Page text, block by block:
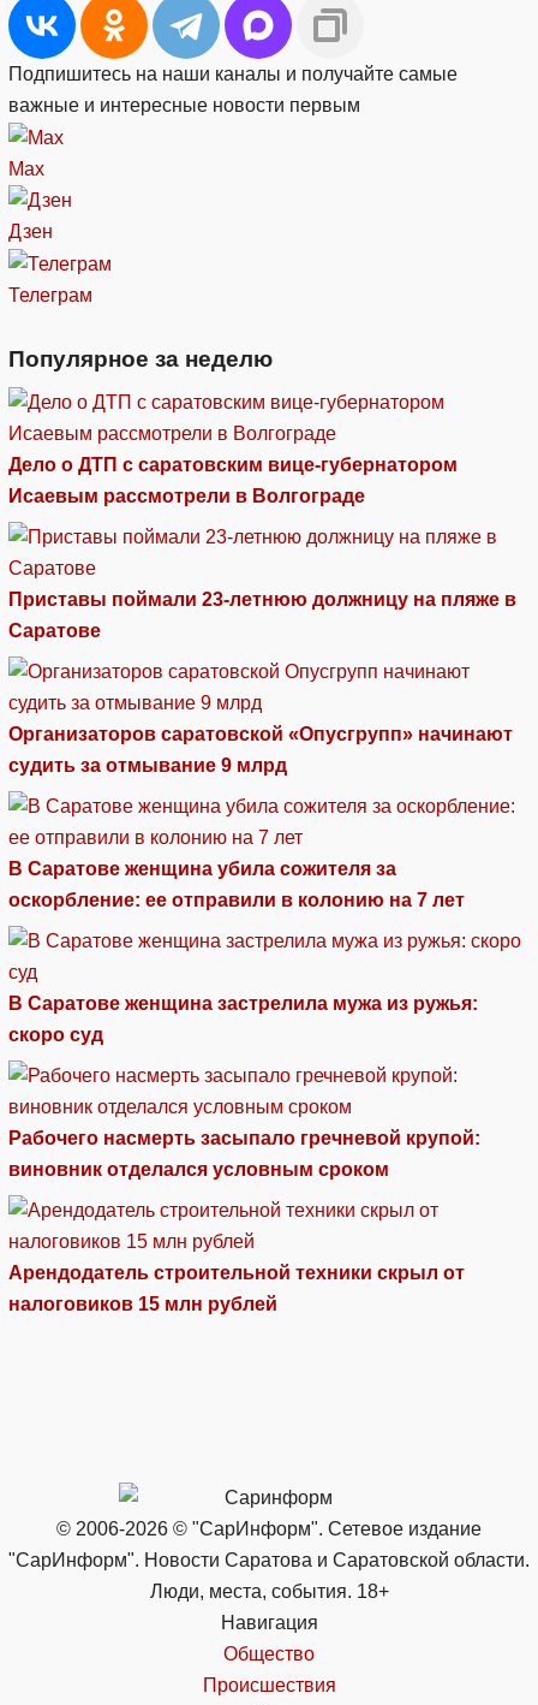
Подпишитесь на наши каналы и получайте самые
важные и интересные новости первым
Max
Дзен
Телеграм
Популярное за неделю
Дело о ДТП с саратовским вице-губернатором
Исаевым рассмотрели в Волгограде
Приставы поймали 23-летнюю должницу на пляже в
Саратове
Организаторов саратовской «Опусгрупп» начинают
судить за отмывание 9 млрд
В Саратове женщина убила сожителя за
оскорбление: ее отправили в колонию на 7 лет
В Саратове женщина застрелила мужа из ружья:
скоро суд
Рабочего насмерть засыпало гречневой крупой:
виновник отделался условным сроком
Арендодатель строительной техники скрыл от
налоговиков 15 млн рублей
© 2006-2026 © "СарИнформ". Сетевое издание
"СарИнформ". Новости Саратова и Саратовской области.
Люди, места, события. 18+
Навигация
Общество
Происшествия